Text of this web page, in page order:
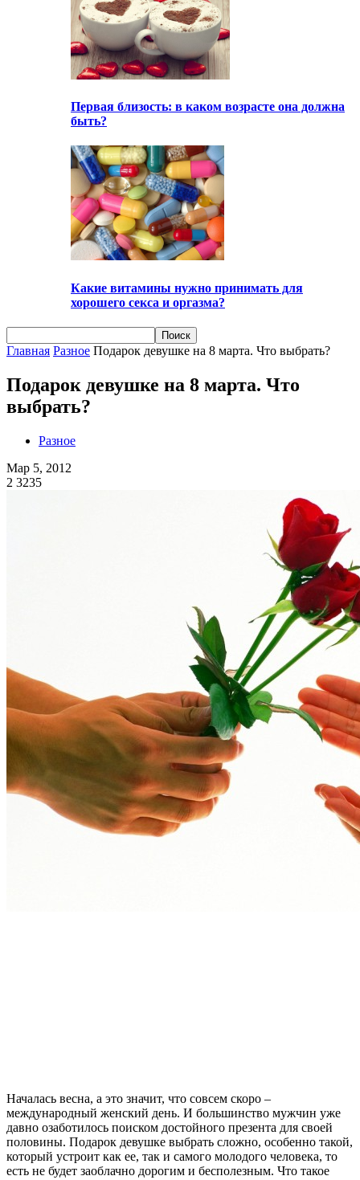
Первая близость: в каком возрасте она должна
быть?
Какие витамины нужно принимать для
хорошего секса и оргазма?
Главная Разное Подарок девушке на 8 марта. Что выбрать?
Подарок девушке на 8 марта. Что
выбрать?
Разное
Мар 5, 2012
2 3235
Началась весна, а это значит, что совсем скоро –
международный женский день. И большинство мужчин уже
давно озаботилось поиском достойного презента для своей
половины. Подарок девушке выбрать сложно, особенно такой,
который устроит как ее, так и самого молодого человека, то
есть не будет заоблачно дорогим и бесполезным. Что такое